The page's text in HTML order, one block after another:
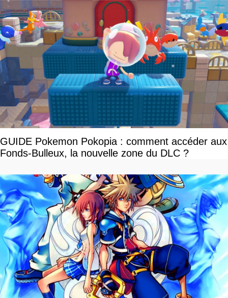
GUIDE Pokemon Pokopia : comment accéder aux
Fonds-Bulleux, la nouvelle zone du DLC ?